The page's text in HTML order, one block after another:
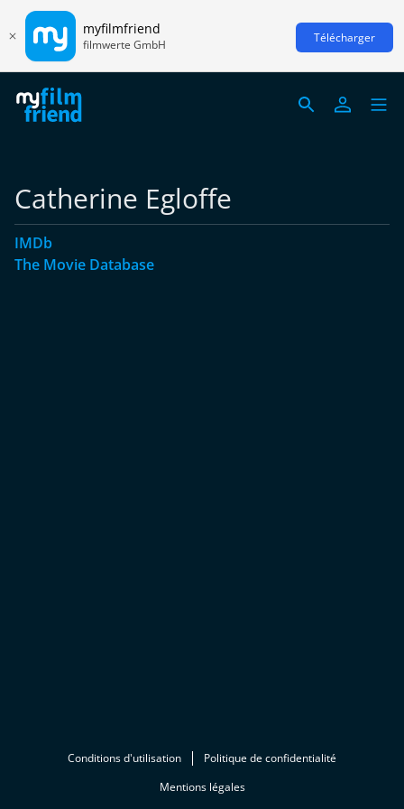
myfilmfriend
filmwerte GmbH Télécharger
Catherine Egloffe
IMDb
The Movie Database
Conditions d'utilisation
Politique de confidentialité
Mentions légales